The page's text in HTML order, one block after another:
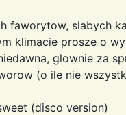
faworytow, slabych
klimacie prosze o
glownie za
(o ile nie
(disco version)